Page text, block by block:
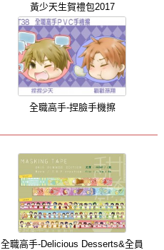
黃少天生賀禮包2017
全職高手-捏臉手機擦
全職高手-Delicious Desserts&全員